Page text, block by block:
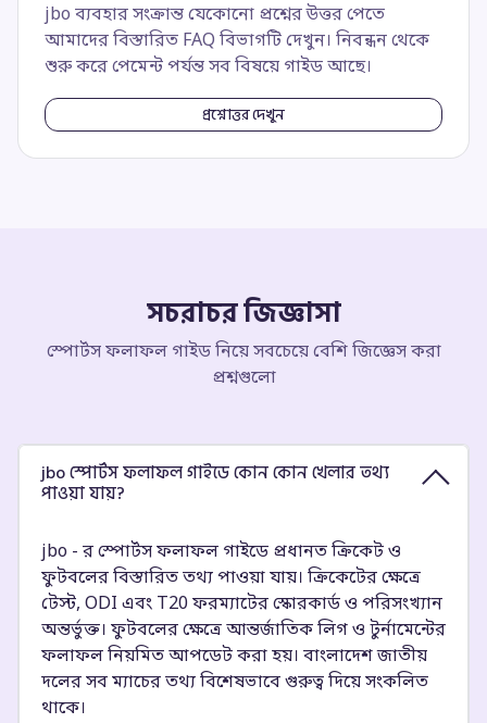
jbo ব্যবহার সংক্রান্ত যেকোনো প্রশ্নের উত্তর পেতে
আমাদের বিস্তারিত FAQ বিভাগটি দেখুন। নিবন্ধন থেকে
শুরু করে পেমেন্ট পর্যন্ত সব বিষয়ে গাইড আছে।
প্রশ্নোত্তর দেখুন
সচরাচর জিজ্ঞাসা
স্পোর্টস ফলাফল গাইড নিয়ে সবচেয়ে বেশি জিজ্ঞেস করা
প্রশ্নগুলো
jbo স্পোর্টস ফলাফল গাইডে কোন কোন খেলার তথ্য
পাওয়া যায়?
jbo - র স্পোর্টস ফলাফল গাইডে প্রধানত ক্রিকেট ও
ফুটবলের বিস্তারিত তথ্য পাওয়া যায়। ক্রিকেটের ক্ষেত্রে
টেস্ট, ODI এবং T20 ফরম্যাটের স্কোরকার্ড ও পরিসংখ্যান
অন্তর্ভুক্ত। ফুটবলের ক্ষেত্রে আন্তর্জাতিক লিগ ও টুর্নামেন্টের
ফলাফল নিয়মিত আপডেট করা হয়। বাংলাদেশ জাতীয়
দলের সব ম্যাচের তথ্য বিশেষভাবে গুরুত্ব দিয়ে সংকলিত
থাকে।